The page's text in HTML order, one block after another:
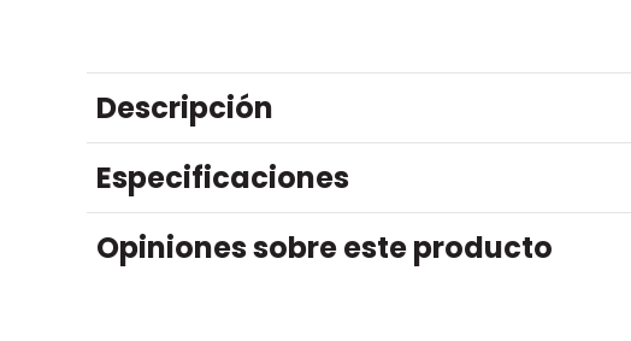
Descripción
Especificaciones
Opiniones sobre este producto